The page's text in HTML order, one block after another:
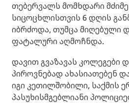
თებერვალს მომხდარი მძიმე
სიცოცხლისთვის 6 დღის
იბრძოდა, თუმცა მიღებული
ფატალური აღმოჩნდა.
დავით გვაზავას კოლეგები
პიროვნებად ახასიათებენ
იგი კეთილშობილი, საქმის
პასუხისმგებლიანი